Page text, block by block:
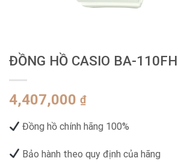
ĐỒNG HỒ CASIO BA-
4,407,000 ₫
Đồng hồ chính hãng 100%
Bảo hành theo quy định của hãng